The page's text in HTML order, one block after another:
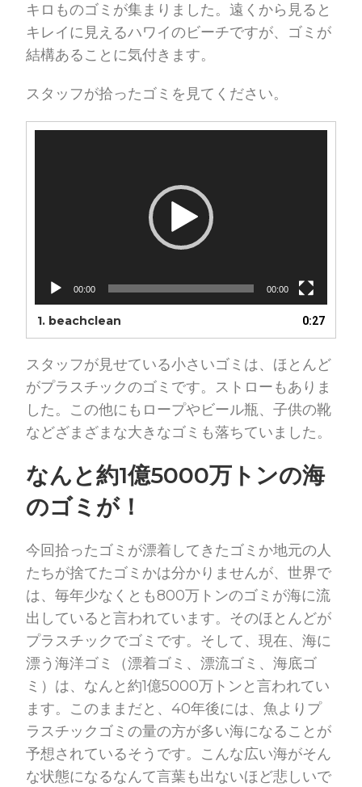
キロものゴミが集まりました。遠くから見ると
キレイに見えるハワイのビーチですが、ゴミが
結構あることに気付きます。
スタッフが拾ったゴミを見てください。
00:00 00:00
1. beachclean 0:27
スタッフが見せている小さいゴミは、ほとんど
がプラスチックのゴミです。ストローもありま
した。この他にもロープやビール瓶、子供の靴
などざまざまな大きなゴミも落ちていました。
なんと約1億5000万トンの海
のゴミが！
今回拾ったゴミが漂着してきたゴミか地元の人
たちが捨てたゴミかは分かりませんが、世界で
は、毎年少なくとも800万トンのゴミが海に流
出していると言われています。そのほとんどが
プラスチックでゴミです。そして、現在、海に
漂う海洋ゴミ（漂着ゴミ、漂流ゴミ、海底ゴ
ミ）は、なんと約1億5000万トンと言われてい
ます。このままだと、40年後には、魚よりプ
ラスチックゴミの量の方が多い海になることが
予想されているそうです。こんな広い海がそん
な状態になるなんて言葉も出ないほど悲しいで